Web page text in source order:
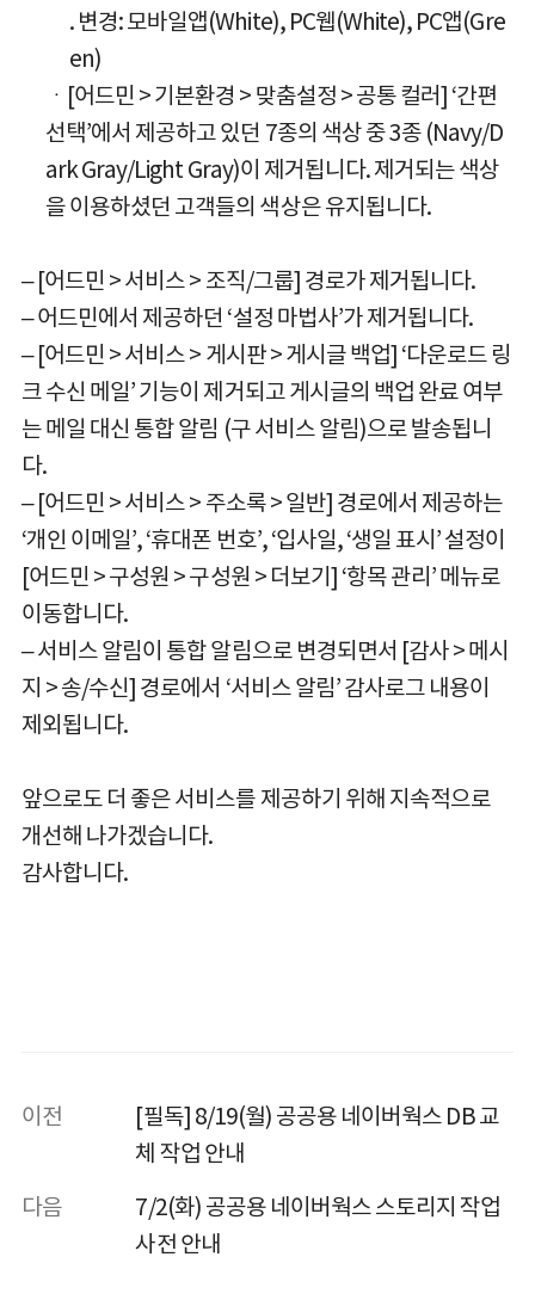
. 변경: 모바일앱(White), PC웹(White), PC앱(Gre
en)
ㆍ[어드민 > 기본환경 > 맞춤설정 > 공통 컬러] ‘간편
선택’에서 제공하고 있던 7종의 색상 중 3종 (Navy/D
ark Gray/Light Gray)이 제거됩니다. 제거되는 색상
을 이용하셨던 고객들의 색상은 유지됩니다.
– [어드민 > 서비스 > 조직/그룹] 경로가 제거됩니다.
– 어드민에서 제공하던 ‘설정 마법사’가 제거됩니다.
– [어드민 > 서비스 > 게시판 > 게시글 백업] ‘다운로드 링
크 수신 메일’ 기능이 제거되고 게시글의 백업 완료 여부
는 메일 대신 통합 알림 (구 서비스 알림)으로 발송됩니
다.
– [어드민 > 서비스 > 주소록 > 일반] 경로에서 제공하는
‘개인 이메일’, ‘휴대폰 번호’, ‘입사일, ‘생일 표시’ 설정이
[어드민 > 구성원 > 구성원 > 더보기] ‘항목 관리’ 메뉴로
이동합니다.
– 서비스 알림이 통합 알림으로 변경되면서 [감사 > 메시
지 > 송/수신] 경로에서 ‘서비스 알림’ 감사로그 내용이
제외됩니다.
앞으로도 더 좋은 서비스를 제공하기 위해 지속적으로
개선해 나가겠습니다.
감사합니다.
이전
[필독] 8/19(월) 공공용 네이버웍스 DB 교
체 작업 안내
다음
7/2(화) 공공용 네이버웍스 스토리지 작업
사전 안내